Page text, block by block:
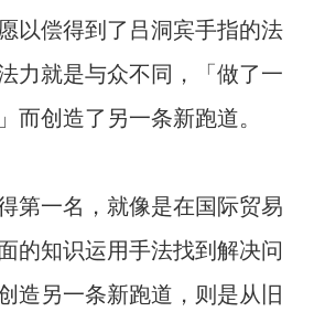
以偿得到了吕洞宾手指的法
力就是与众不同，「做了一
而创造了另一条新跑道。
第一名，就像是在国际贸易
的知识运用手法找到解决问
造另一条新跑道，则是从旧